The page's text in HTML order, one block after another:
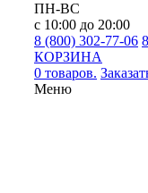
ПН-ВС
с 10:00 до 20:00
8 (800) 302-77-06
КОРЗИНА
0 товаров.
Меню